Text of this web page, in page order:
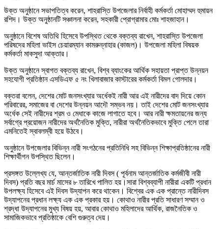
উক্ত অনুষ্ঠানে সভাপতিত্ব করেন, শাহরাস্তি উপজেলার নির্বাহী কর্মকর্তা মোহাম্মদ হুমায়ন
রশিদ। উক্ত অনুষ্ঠানটি সঞ্চালনা করেন, সহকারী প্রোগ্রামার মোঃ শাহজাহান।
অনুষ্ঠানে বিশেষ অতিথি হিসেবে উপস্থিত থেকে বক্তব্য রাখেন, শাহরাস্তি উপজেলা
পরিষদের মহিলা ভাইস চেয়ারম্যান কামরুন্নাহার (কাজল)। উপজেলা মহিলা বিষয়ক
কর্মকর্তা মাকসুদা আক্তার।
উক্ত অনুষ্ঠানে স্বাগত বক্তব্য রাখেন, বিশ্ব ব্যাংকের আর্থিক সহায়তা প্রাপ্ত উন্নয়ন
সহযোগী প্রতিষ্ঠান এসডিএফ ৫ নং খিলাবাজার কাস্টারের কর্মকর্তা বিমল গোলদার।
বক্তরা বলেন, দেশের মোট জনসংখ্যার অর্ধেকই নারী আর এই নারীদের বাদ দিয়ে কোন
পরিবারের, সমাজের বা দেশের উন্নয়ন আদৌ সম্ভব নয়। তাই দেশের মোট জনসংখ্যার
অর্ধেক সেই নারীদের শ্রম ও মেধাকে কাজে লাগাতে হবে। আর নারী ক্ষমতায়নের জন্য
সর্বাগ্রে প্রয়োজন নারীদের অর্থনৈতিক মুক্তি, নারীরা অর্থনৈতিকভাবে মুক্তি পেলে তারা
এমনিতেই স্বাবলম্বী হয়ে উঠবে।
অনুষ্ঠানে উপজেলার বিভিন্ন নারী সংগঠনের প্রতিনিধি সহ বিভিন্ন শিক্ষাপ্রতিষ্ঠানের নারী
শিক্ষার্থীগন উপস্থিত ছিলেন।
প্রসঙ্গত উল্লেখ্য যে, আন্তর্জাতিক নারী দিবস ( পূর্বনাম আন্তর্জাতিক কর্মজীবী নারী
দিবস) প্রতি বছর মার্চ মাসের ৮ তারিখে পালিত হয়।সারা বিশ্বব্যাপী নারীরা একটি প্রধান
উপলক্ষ্য হিসেবে এই দিবস উদ্‌যাপন করে থাকেন। বিশ্বের এক এক প্রান্তে নারীদিবস
উদ্‌যাপনের প্রধান লক্ষ্য এক এক প্রকার হয়। কোথাও নারীর প্রতি সাধারণ সম্মান ও
শ্রদ্ধা উদ্‌যাপনের মুখ্য বিষয় হয়, আবার কোথাও মহিলাদের আর্থিক, রাজনৈতিক ও
সামাজিকভাবে প্রতিষ্ঠাকে বেশি গুরুত্ব দেয়।